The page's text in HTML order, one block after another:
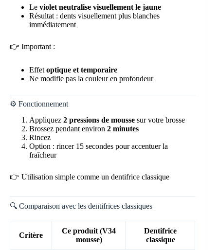
Le violet neutralise visuellement le jaune
Résultat : dents visuellement plus blanches
immédiatement
👉 Important :
Effet optique et temporaire
Ne modifie pas la couleur en profondeur
⚙️ Fonctionnement
Appliquez 2 pressions de mousse sur votre brosse
Brossez pendant environ 2 minutes
Rincez
Option : rincer 15 secondes pour accentuer la
fraîcheur
👉 Utilisation simple comme un dentifrice classique
🔍 Comparaison avec les dentifrices classiques
Critère
Ce produit (V34
mousse)
Dentifrice
classique